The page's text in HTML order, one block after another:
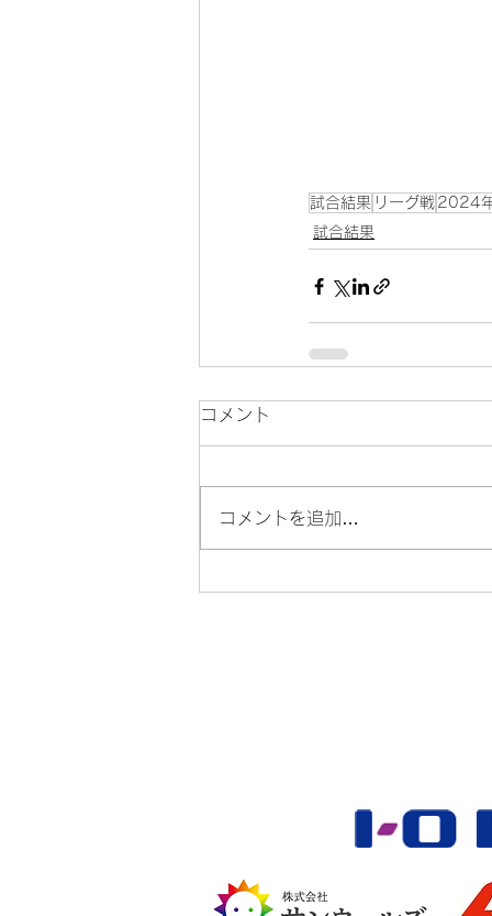
試合結果 リーグ戦 2024
試合結果
コメント
コメントを追加…